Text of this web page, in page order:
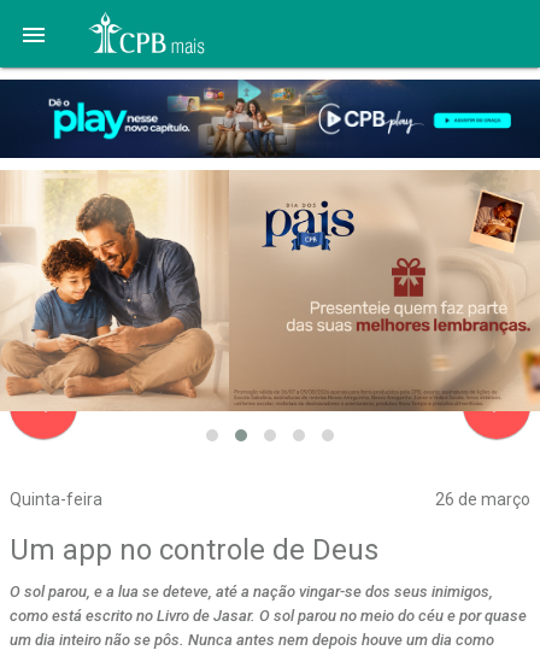

Quinta-feira 26 de março
navigate_before
Um app no controle de Deus
O sol parou, e a lua se deteve, até a nação vingar-se dos seus inimigos,
como está escrito no Livro de Jasar. O sol parou no meio do céu e por quase
um dia inteiro não se pôs. Nunca antes nem depois houve um dia como
navigate_next